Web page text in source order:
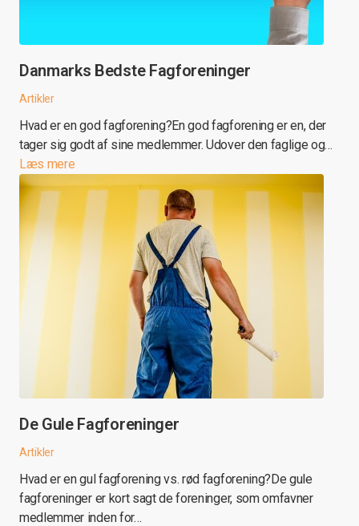
Danmarks Bedste Fagforeninger
Artikler
Hvad er en god fagforening?En god fagforening er en, der
tager sig godt af sine medlemmer. Udover den faglige og…
Læs mere
De Gule Fagforeninger
Artikler
Hvad er en gul fagforening vs. rød fagforening?De gule
fagforeninger er kort sagt de foreninger, som omfavner
medlemmer inden for…